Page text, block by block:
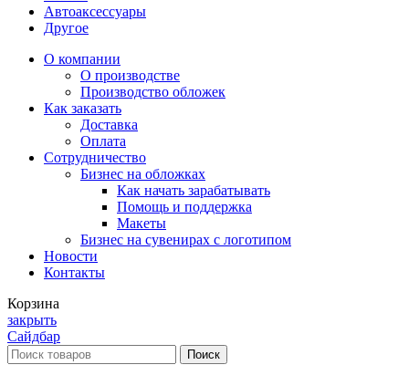
Автоаксессуары
Другое
О компании
О производстве
Производство обложек
Как заказать
Доставка
Оплата
Сотрудничество
Бизнес на обложках
Как начать зарабатывать
Помощь и поддержка
Макеты
Бизнес на сувенирах с логотипом
Новости
Контакты
Корзина
закрыть
Сайдбар
Поиск